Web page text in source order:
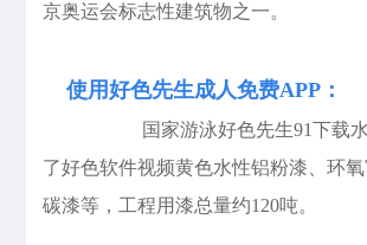
京奥运会标志性建筑物之一。
使用好色先生成人免费APP：
国家游泳好色先生91下载
了好色软件视频黄色水性铝粉漆、环
碳漆等，工程用漆总量约120吨。